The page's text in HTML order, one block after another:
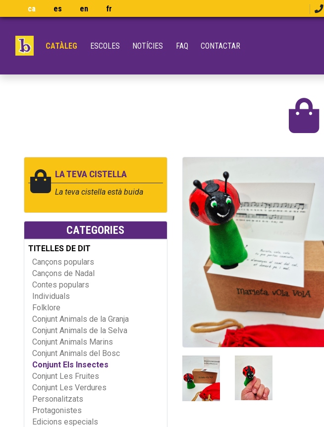
ca es en fr
CATÀLEG ESCOLES NOTÍCIES FAQ CONTACTAR
LA TEVA CISTELLA
La teva cistella està buida
CATEGORIES
TITELLES DE DIT
Cançons populars
Cançons de Nadal
Contes populars
Individuals
Folklore
Conjunt Animals de la Granja
Conjunt Animals de la Selva
Conjunt Animals Marins
Conjunt Animals del Bosc
Conjunt Els Insectes
Conjunt Les Fruites
Conjunt Les Verdures
Personalitzats
Protagonistes
Edicions especials